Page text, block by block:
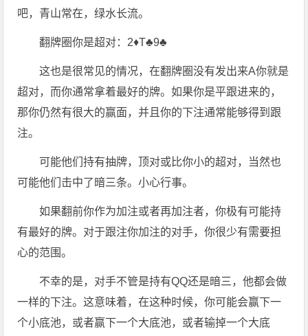
吧，青山常在，绿水长流。
翻牌圈你是超对：2♦T♣9♣
这也是很常见的情况，在翻牌圈没有发出来A你就是
超对，而你通常拿着最好的牌。如果你是平跟进来的，
那你仍然有很大的赢面，并且你的下注通常能够得到跟
注。
可能他们持有抽牌，顶对或比你小的超对，当然也
可能他们击中了暗三条。小心行事。
如果翻前你作为加注或者再加注者，你极有可能持
有最好的牌。对于跟注你加注的对手，你很少有需要担
心的范围。
不幸的是，对手不管是持有QQ还是暗三，他都会做
一样的下注。这意味着，在这种时候，你可能会赢下一
个小底池，或者赢下一个大底池，或者输掉一个大底